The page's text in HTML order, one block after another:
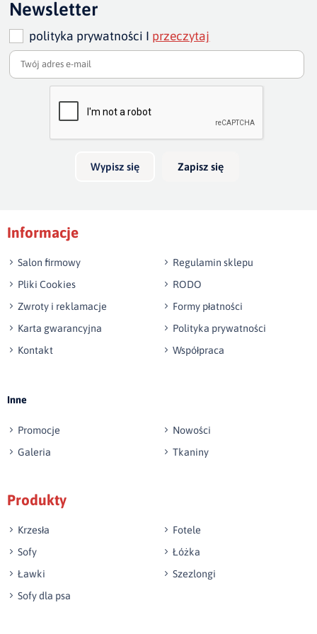
głębokość
całkowita:ok. 100
cm
szerokość
całkowita:ok.104
głębokość
siedziska:
ok.. 70 cm
Dodaj opinię o produkcie
Twoja ocena
Bardzo dobry
Twoja opinia o produkcie
Wyślij opinię
Newsletter
polityka prywatności I przeczytaj
Wypisz się Zapisz się
Informacje
Salon firmowy
Regulamin sklepu
Pliki Cookies
RODO
Zwroty i reklamacje
Formy płatności
Karta gwarancyjna
Polityka prywatności
Kontakt
Współpraca
Inne
Promocje
Nowości
Galeria
Tkaniny
Produkty
Krzesła
Fotele
Sofy
Łóżka
Ławki
Szezlongi
Sofy dla psa